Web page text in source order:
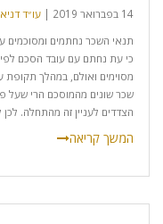
14 בפברואר 2019 | עו״ד
תנאי השכר נחתמים ומסוכמים
כי עת נחתם עם עובד הסכם
מסוימים ואולם, במהלך תקופת
שכר שונים מהמוסכם הרי שעל
הצדדים לעניין זה מהתחלה.